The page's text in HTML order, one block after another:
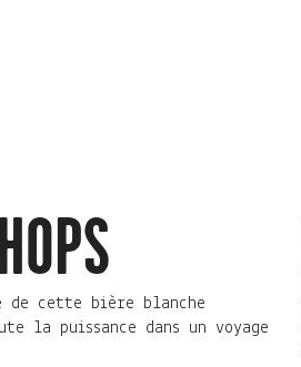
cette bière blanche
la puissance dans un voyage